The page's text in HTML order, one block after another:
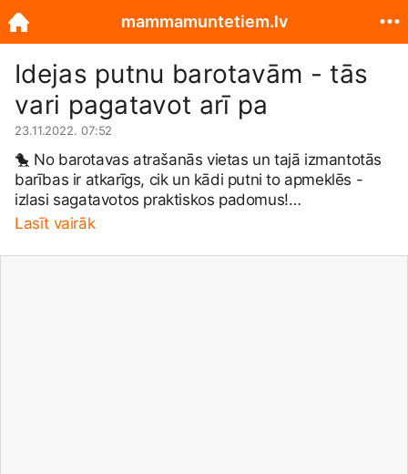
Idejas putnu barotavām - tās
vari pagatavot arī pa
23.11.2022. 07:52
🐤 No barotavas atrašanās vietas un tajā izmantotās
barības ir atkarīgs, cik un kādi putni to apmeklēs -
izlasi sagatavotos praktiskos padomus!
www.mammamuntetiem.lv/maja-un-darzs...
Lasīt vairāk
mammamuntetiem.lv